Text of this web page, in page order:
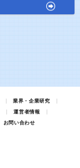
業界・企業研究
運営者情報
お問い合わせ